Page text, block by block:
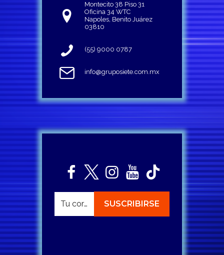
Montecito 38 Piso 31
Oficina 34 WTC
Napoles, Benito Juárez
03810
(55) 9000 0787
info@gruposiete.com.mx